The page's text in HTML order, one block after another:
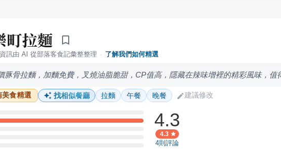
町拉麵
訊由 AI 從部落客食記彙整整理 · 了解我們如何精選
豚骨拉麵，加麵免費，叉燒油脂脆甜，CP值高，隱藏在辣味增裡的精彩風味，值
美食精選 找相似餐廳 拉麵 午餐 晚餐 建議修改
則評論
則評論
則評論
則評論
則評論
4.3
4.3
4則評論